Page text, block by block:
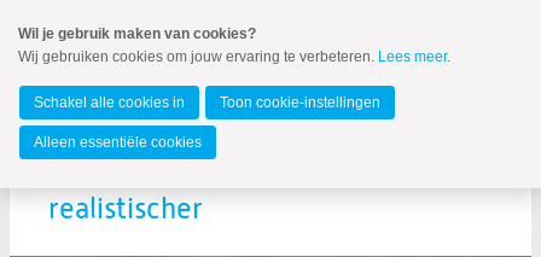
naar
Spring
de
inhoud
Spring
naar
hoofdmenu
MENU
realistischer
Wil je gebruik maken van cookies?
Wij gebruiken cookies om jouw ervaring te verbeteren. Lees meer.
Schakel alle cookies in Toon cookie-instellingen
Alleen essentiële cookies